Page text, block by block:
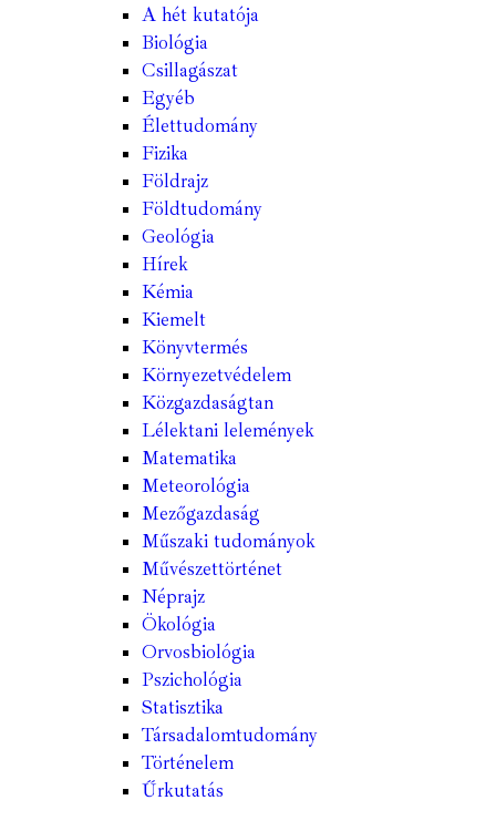
A hét kutatója
Biológia
Csillagászat
Egyéb
Élettudomány
Fizika
Földrajz
Földtudomány
Geológia
Hírek
Kémia
Kiemelt
Könyvtermés
Környezetvédelem
Közgazdaságtan
Lélektani lelemények
Matematika
Meteorológia
Mezőgazdaság
Műszaki tudományok
Művészettörténet
Néprajz
Ökológia
Orvosbiológia
Pszichológia
Statisztika
Társadalomtudomány
Történelem
Űrkutatás